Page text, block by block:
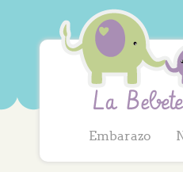
Embarazo